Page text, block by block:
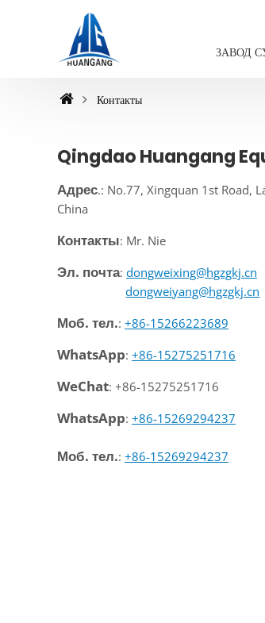
ЗАВОД
Контакты
Qingdao Huangang
Адрес.: No.77, Xingquan 1st Road,
China
Контакты: Mr. Nie
Эл. почта: dongweixing@hgzgkj.cn
dongweiyang@hgzgkj.cn
Моб. тел.: +86-15266223689
WhatsApp: +86-15275251716
WeChat: +86-15275251716
WhatsApp: +86-15269294237
Моб. тел.: +86-15269294237